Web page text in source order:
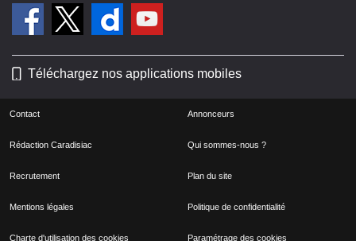
Téléchargez nos applications mobiles
Contact Annonceurs
Rédaction Caradisiac Qui sommes-nous ?
Recrutement Plan du site
Mentions légales Politique de confidentialité
Charte d'utilisation des cookies Paramétrage des cookies